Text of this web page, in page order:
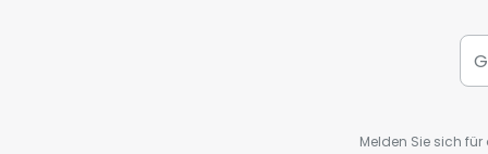
Melden Sie sich